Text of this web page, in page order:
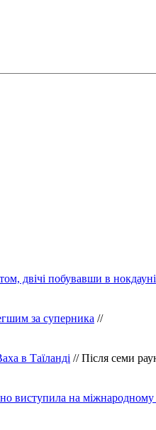
двічі побувавши в нокдауні
за суперника //
в Таїланді // Після семи
виступила на міжнародному